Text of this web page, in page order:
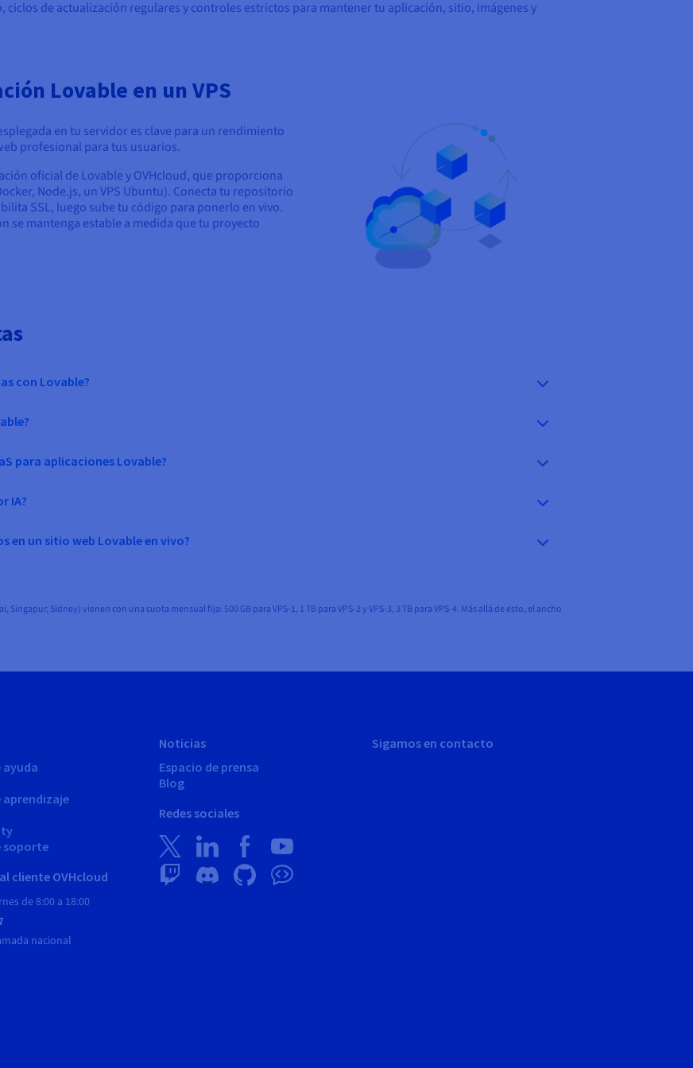
de actualización regulares y controles estrictos para mantener tu aplicación, sitio, imágenes y
Lovable en un VPS
en tu servidor es clave para un rendimiento
profesional para tus usuarios.
oficial de Lovable y OVHcloud, que proporciona
Node.js, un VPS Ubuntu). Conecta tu repositorio
SSL, luego sube tu código para ponerlo en vivo.
se mantenga estable a medida que tu proyecto
con Lovable?
para aplicaciones Lovable?
IA?
en un sitio web Lovable en vivo?
Sídney) vienen con una cuota mensual fija: 500 GB para VPS-1, 1 TB para VPS-2 y VPS-3, 3 TB para VPS-4. Más allá de esto, el ancho
ayuda
aprendizaje
soporte
cliente OVHcloud
de 8:00 a 18:00
nacional
Noticias
Espacio de prensa
Blog
Redes sociales
Sigamos en contacto